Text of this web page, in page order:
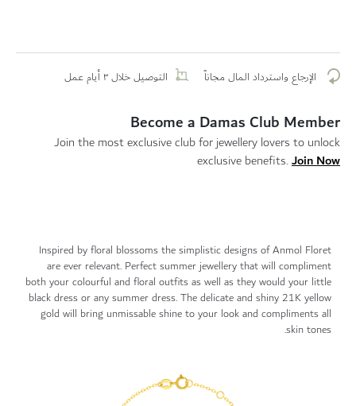
الإرجاع واسترداد المال مجاناً التوصيل خلال ٣ أيام عمل
Become a Damas Club Member
Join the most exclusive club for jewellery lovers to unlock
exclusive benefits. Join Now
Inspired by floral blossoms the simplistic designs of Anmol Floret
are ever relevant. Perfect summer jewellery that will compliment
both your colourful and floral outfits as well as they would your little
black dress or any summer dress. The delicate and shiny 21K yellow
gold will bring unmissable shine to your look and compliments all
skin tones.